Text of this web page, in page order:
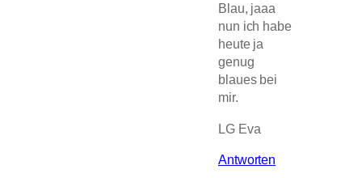
Blau, jaaa
nun ich habe
heute ja
genug
blaues bei
mir.
LG Eva
Antworten